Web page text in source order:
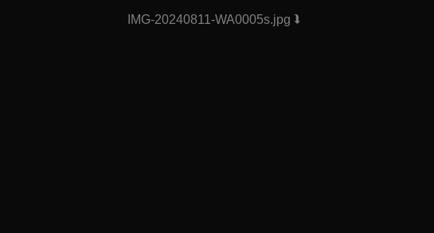
IMG-20240811-WA0005s.jpg